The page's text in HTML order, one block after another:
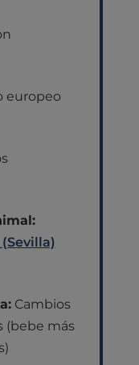
europeo
Cambios
(bebe más